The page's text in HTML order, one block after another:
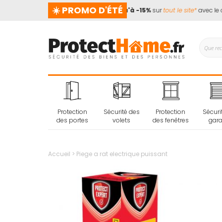
☀️ PROMO D'ÉTÉ
pas de vacances ! 📢 Jusqu'à -15%surtout le site*avec le
Protection
des portes
Sécurité des
volets
Protection
des fenêtres
Accueil Piege a rat electrique puissant